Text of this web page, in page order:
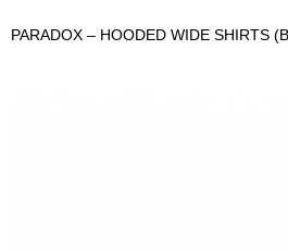
PARADOX – HOODED WIDE SHIRTS